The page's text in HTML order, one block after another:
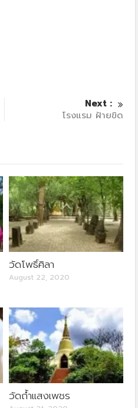
Next :
โรงแรม ฝ้ายขิด
วัดโพธิ์ศิลา
August 22, 2020
วัดถ้ำแสงเพชร